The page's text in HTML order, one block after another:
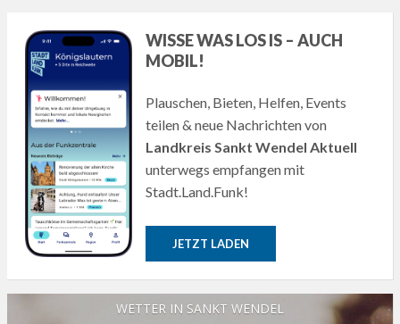
WISSE WAS LOS IS – AUCH
MOBIL!
Plauschen, Bieten, Helfen, Events
teilen & neue Nachrichten von
Landkreis Sankt Wendel Aktuell
unterwegs empfangen mit
Stadt.Land.Funk!
JETZT LADEN
WETTER IN SANKT WENDEL